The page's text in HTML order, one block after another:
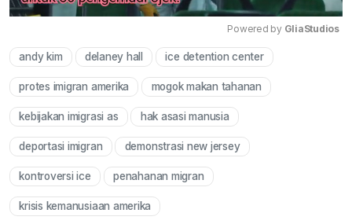
Powered by GliaStudios
andy kim delaney hall ice detention center
protes imigran amerika mogok makan tahanan
kebijakan imigrasi as hak asasi manusia
deportasi imigran demonstrasi new jersey
kontroversi ice penahanan migran
krisis kemanusiaan amerika